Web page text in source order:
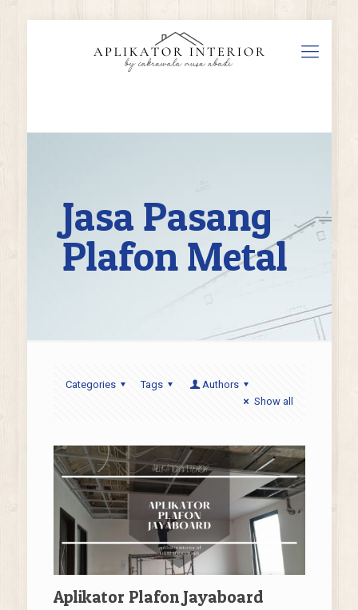
Jasa Pasang
Plafon Metal
Categories Tags
Authors
Show all
Aplikator Plafon Jayaboard